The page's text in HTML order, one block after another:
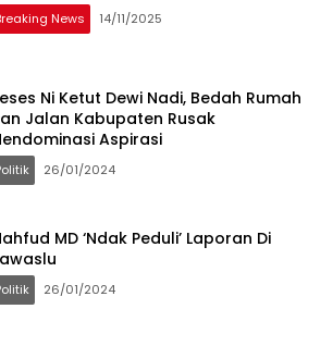
News 14/11/2025
Ni Ketut Dewi Nadi, Bedah Rumah
Jalan Kabupaten Rusak
Aspirasi
26/01/2024
MD ‘Ndak Peduli’ Laporan Di
26/01/2024